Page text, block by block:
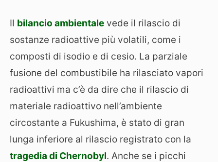
Il bilancio ambientale vede il rilascio di
sostanze radioattive più volatili, come i
composti di isodio e di cesio. La parziale
fusione del combustibile ha rilasciato vapori
radioattivi ma c’è da dire che il rilascio di
materiale radioattivo nell’ambiente
circostante a Fukushima, è stato di gran
lunga inferiore al rilascio registrato con la
tragedia di Chernobyl. Anche se i picchi